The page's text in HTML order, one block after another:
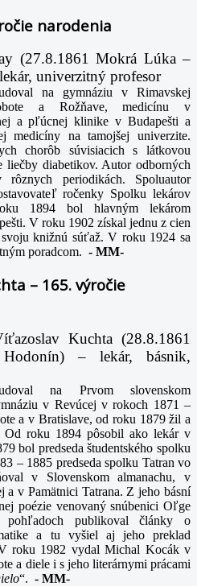
narodenia
(27.8.1861 Mokrá Lúka –
univerzitný profesor
na gymnáziu v Rimavskej
a Rožňave, medicínu v
a pľúcnej klinike v Budapešti a
medicíny na tamojšej univerzite.
chorôb súvisiacich s látkovou
liečby diabetikov. Autor odborných
periodikách. Spoluautor
ročenky Spolku lekárov
1894 bol hlavným lekárom
V roku 1902 získal jednu z cien
knižnú súťaž. V roku 1924 sa
poradcom. - MM-
– 165. výročie
Kuchta (28.8.1861
– lekár, básnik,
na Prvom slovenskom
v Revúcej v rokoch 1871 –
a v Bratislave, od roku 1879 žil a
Od roku 1894 pôsobil ako lekár v
bol predseda študentského spolku
– 1885 predseda spolku Tatran vo
v Slovenskom almanachu, v
a v Pamätnici Tatrana. Z jeho básní
poézie venovaný snúbenici Oľge
pohľadoch publikoval články o
a tu vyšiel aj jeho preklad
roku 1982 vydal Michal Kocák v
a diele i s jeho literárnymi prácami
“. - MM-